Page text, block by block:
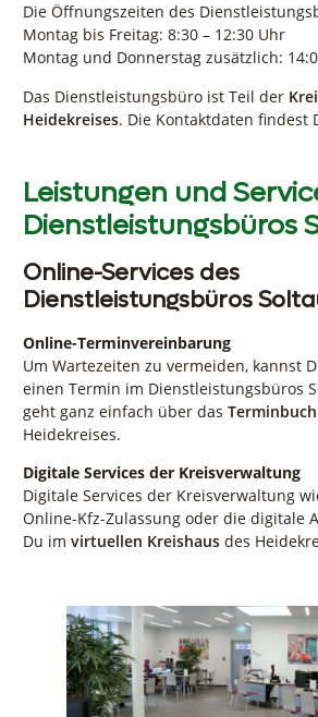
Die Öffnungszeiten des
Montag bis Freitag: 8:30 – 12:30 Uhr
Montag und Donnerstag zusätzlich:
Das Dienstleistungsbüro ist Teil der
Heidekreises. Die Kontaktdaten findest
Leistungen und
Dienstleistungsbüros
Online-Services des
Dienstleistungsbüros
Online-Terminvereinbarung
Um Wartezeiten zu vermeiden, kannst
einen Termin im Dienstleistungsbüros
geht ganz einfach über das
Heidekreises.
Digitale Services der Kreisverwaltung
Digitale Services der Kreisverwaltung
Online-Kfz-Zulassung oder die digitale
Du im virtuellen Kreishaus des